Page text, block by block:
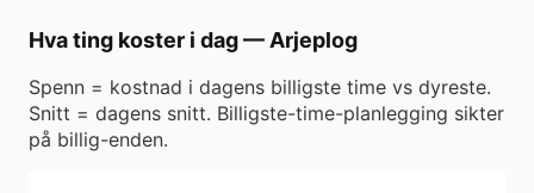
Hva ting koster i dag— Arjeplog
Spenn = kostnad i dagens billigste time vs dyreste.
Snitt = dagens snitt. Billigste-time-planlegging sikter
på billig-enden.